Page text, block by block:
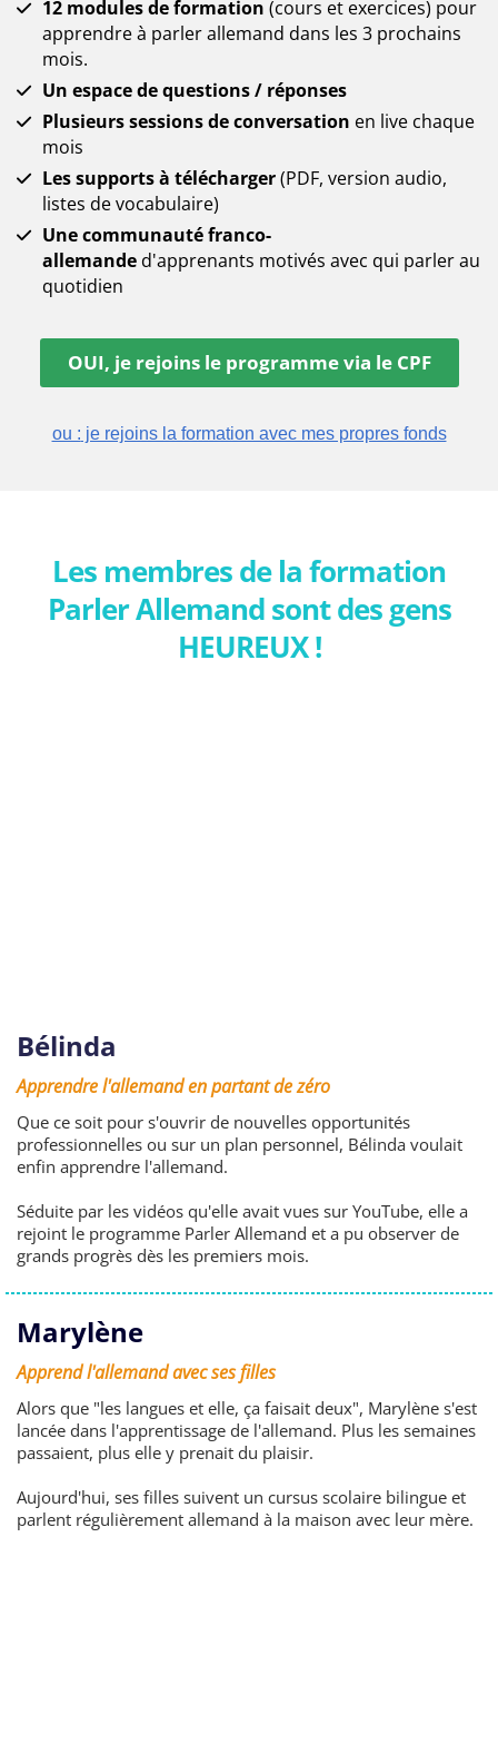
12 modules de formation (cours et exercices) pour
apprendre à parler allemand dans les 3 prochains
mois.
Un espace de questions / réponses
Plusieurs sessions de conversation en live chaque
mois
Les supports à télécharger(PDF, version audio,
listes de vocabulaire)
Une communauté franco-
allemande d'apprenants motivés avec qui parler au
quotidien
OUI, je rejoins le programme via le CPF
ou : je rejoins la formation avec mes propres fonds
Les membres de la formation
Parler Allemand sont des gens
HEUREUX !
Bélinda
Apprendre l'allemand en partant de zéro
Que ce soit pour s'ouvrir de nouvelles opportunités
professionnelles ou sur un plan personnel, Bélinda voulait
enfin apprendre l'allemand.
Séduite par les vidéos qu'elle avait vues sur YouTube, elle a
rejoint le programme Parler Allemand et a pu observer de
grands progrès dès les premiers mois.
Marylène
Apprend l'allemand avec ses filles
Alors que "les langues et elle, ça faisait deux", Marylène s'est
lancée dans l'apprentissage de l'allemand. Plus les semaines
passaient, plus elle y prenait du plaisir.
Aujourd'hui, ses filles suivent un cursus scolaire bilingue et
parlent régulièrement allemand à la maison avec leur mère.